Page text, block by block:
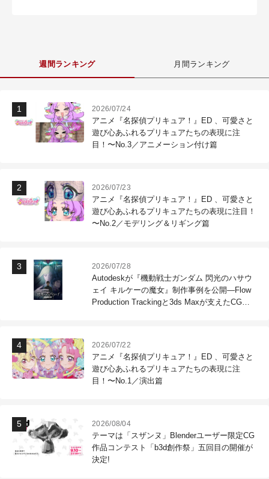
週間ランキング 月間ランキング
2026/07/24
アニメ『名探偵プリキュア！』ED 、可愛さと
遊び心あふれるプリキュアたちの表現に注
目！〜No.3／アニメーション付け篇
2026/07/23
アニメ『名探偵プリキュア！』ED 、可愛さと
遊び心あふれるプリキュアたちの表現に注目！
〜No.2／モデリング＆リギング篇
2026/07/28
Autodeskが『機動戦士ガンダム 閃光のハサウ
ェイ キルケーの魔女』制作事例を公開―Flow
Production Trackingと3ds Maxが支えたCG制
2026/07/22
アニメ『名探偵プリキュア！』ED 、可愛さと
遊び心あふれるプリキュアたちの表現に注
目！〜No.1／演出篇
2026/08/04
テーマは「スザンヌ」Blenderユーザー限定CG
作品コンテスト「b3d創作祭」五回目の開催が
決定!